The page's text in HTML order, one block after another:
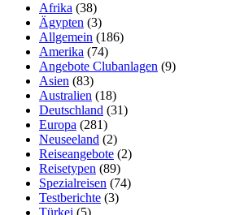
Afrika (38)
Ägypten (3)
Allgemein (186)
Amerika (74)
Angebote Clubanlagen (9)
Asien (83)
Australien (18)
Deutschland (31)
Europa (281)
Neuseeland (2)
Reiseangebote (2)
Reisetypen (89)
Spezialreisen (74)
Testberichte (3)